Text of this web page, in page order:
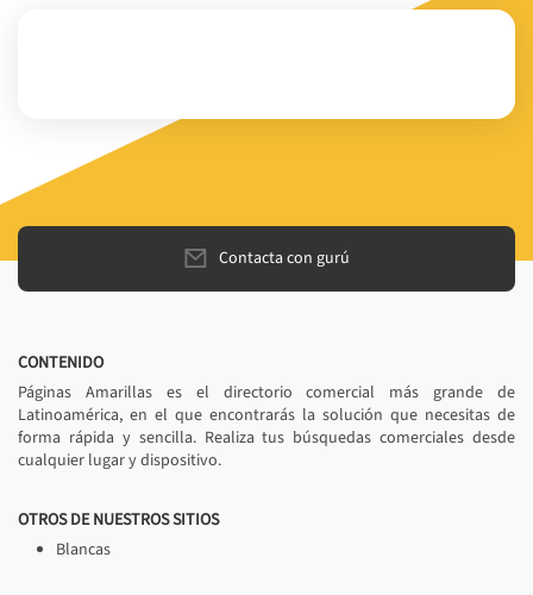
Contacta con gurú
CONTENIDO
Páginas Amarillas es el directorio comercial más grande de
Latinoamérica, en el que encontrarás la solución que necesitas de
forma rápida y sencilla. Realiza tus búsquedas comerciales desde
cualquier lugar y dispositivo.
OTROS DE NUESTROS SITIOS
Blancas